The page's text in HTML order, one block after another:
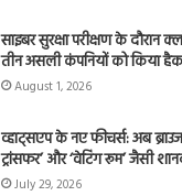
साइबर सुरक्षा परीक्षण के
तीन असली कंपनियों को किया हैक:
August 1, 2026
व्हाट्सएप के नए फीचर्स: अब
ट्रांसफर’ और ‘वेटिंग रूम’ जैसी
July 29, 2026